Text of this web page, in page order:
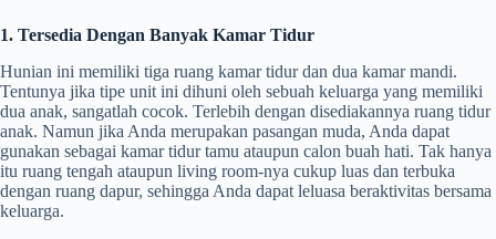
1. Tersedia Dengan Banyak Kamar Tidur
Hunian ini memiliki tiga ruang kamar tidur dan dua kamar mandi.
Tentunya jika tipe unit ini dihuni oleh sebuah keluarga yang memiliki
dua anak, sangatlah cocok. Terlebih dengan disediakannya ruang tidur
anak. Namun jika Anda merupakan pasangan muda, Anda dapat
gunakan sebagai kamar tidur tamu ataupun calon buah hati. Tak hanya
itu ruang tengah ataupun living room-nya cukup luas dan terbuka
dengan ruang dapur, sehingga Anda dapat leluasa beraktivitas bersama
keluarga.